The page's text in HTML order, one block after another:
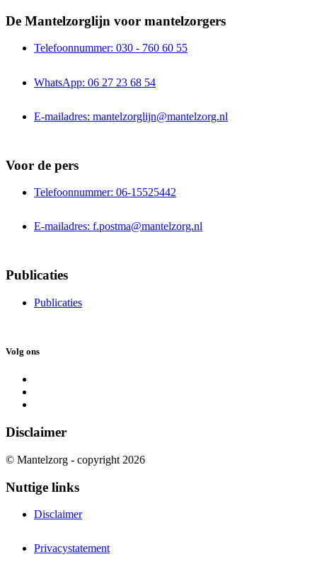
De Mantelzorglijn voor mantelzorgers
Telefoonnummer: 030 - 760 60 55
WhatsApp: 06 27 23 68 54
E-mailadres: mantelzorglijn@mantelzorg.nl
Voor de pers
Telefoonnummer: 06-15525442
E-mailadres: f.postma@mantelzorg.nl
Publicaties
Publicaties
Volg ons
Disclaimer
© Mantelzorg - copyright 2026
Nuttige links
Disclaimer
Privacystatement